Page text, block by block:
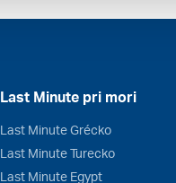
Last Minute pri mori
Last Minute Grécko
Last Minute Turecko
Last Minute Egypt